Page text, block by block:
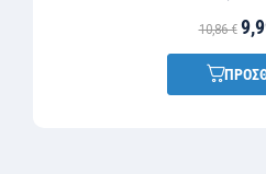
10,86 €